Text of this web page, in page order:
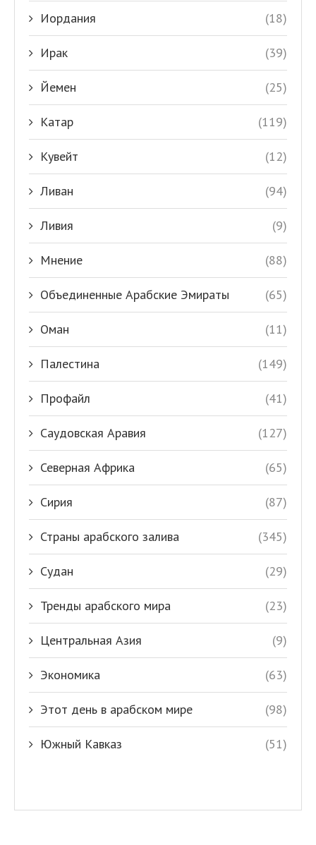
Иордания (18)
Ирак (39)
Йемен (25)
Катар (119)
Кувейт (12)
Ливан (94)
Ливия (9)
Мнение (88)
Объединенные Арабские Эмираты (65)
Оман (11)
Палестина (149)
Профайл (41)
Саудовская Аравия (127)
Северная Африка (65)
Сирия (87)
Страны арабского залива (345)
Судан (29)
Тренды арабского мира (23)
Центральная Азия (9)
Экономика (63)
Этот день в арабском мире (98)
Южный Кавказ (51)